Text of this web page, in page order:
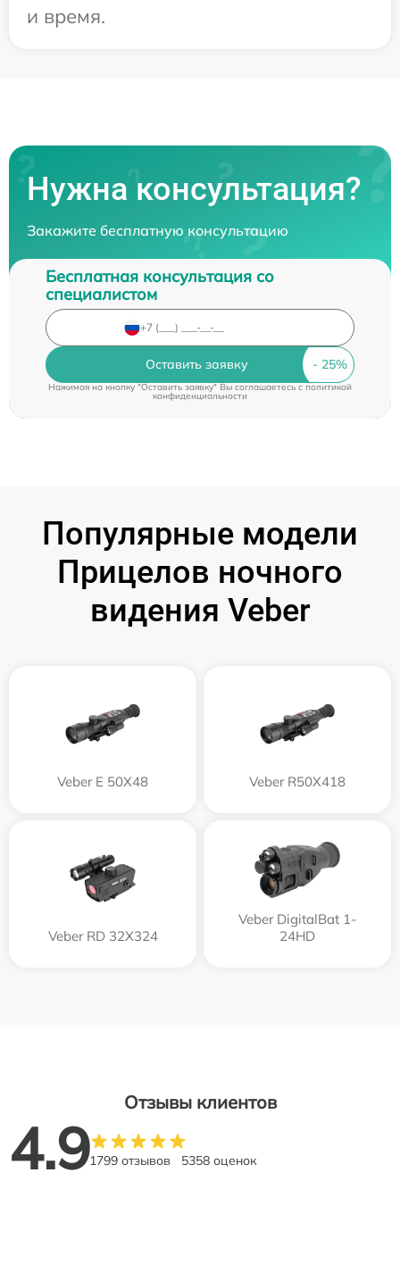
и время.
Нужна консультация?
Закажите бесплатную консультацию
Бесплатная консультация со
специалистом
Оставить заявку
Нажимая на кнопку "Оставить заявку" Вы соглашаетесь cполитикой
конфиденциальности
Популярные модели
Прицелов ночного
видения Veber
Veber E 50X48 Veber R50X418
Veber RD 32X324
Veber DigitalBat 1-
24HD
Отзывы клиентов
4.91799 отзывов 5358 оценок